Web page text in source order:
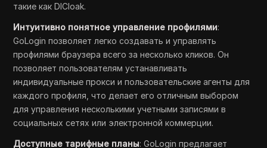
такие как DICloak.
Интуитивно понятное управление профилями:
GoLogin позволяет легко создавать и управлять
профилями браузера всего за несколько кликов. Он
позволяет пользователям устанавливать
индивидуальные прокси и пользовательские агенты для
каждого профиля, что делает его отличным выбором
для управления несколькими учетными записями в
социальных сетях или электронной коммерции.
Доступные тарифные планы: GoLogin предлагает